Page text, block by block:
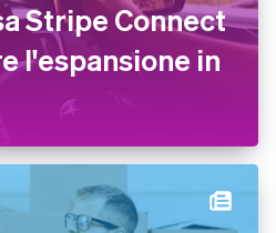
Stripe Connect
l'espansione in